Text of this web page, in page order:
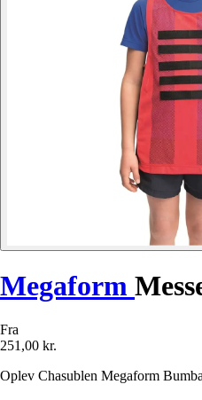
Megaform
Fra
251,00 kr.
Oplev Chasublen Megaform